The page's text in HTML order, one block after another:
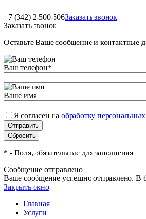
+7 (342) 2-500-506Заказать звонок
Заказать звонок
Оставьте Ваше сообщение и контактные
Ваш телефон*
Ваше имя
Я согласен на обработку
* - Поля, обязательные для заполнения
Сообщение отправлено
Ваше сообщение успешно отправлено. В
Закрыть окно
Главная
Услуги